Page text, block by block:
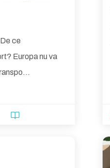
ce
Europa nu va